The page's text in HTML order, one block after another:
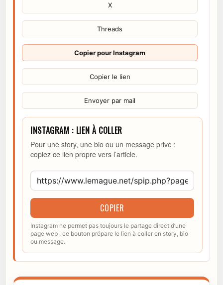
X
Threads
Copier pour Instagram
Copier le lien
Envoyer par mail
INSTAGRAM : LIEN À COLLER
Pour une story, une bio ou un message privé :
copiez ce lien propre vers l’article.
COPIER
Instagram ne permet pas toujours le partage direct d’une
page web : ce bouton prépare le lien à coller en story, bio
ou message.